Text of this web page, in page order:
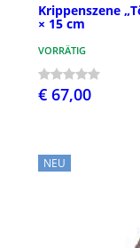
Krippenszene
× 15 cm
VORRÄTIG
€ 67,00
NEU